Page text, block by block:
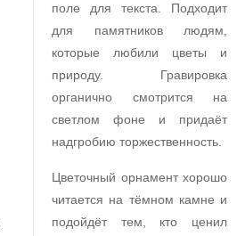
поле для текста. Подходит
для памятников людям,
которые любили цветы и
природу. Гравировка
органично смотрится на
светлом фоне и придаёт
надгробию торжественность.
Цветочный орнамент хорошо
читается на тёмном камне и
подойдёт тем, кто ценил